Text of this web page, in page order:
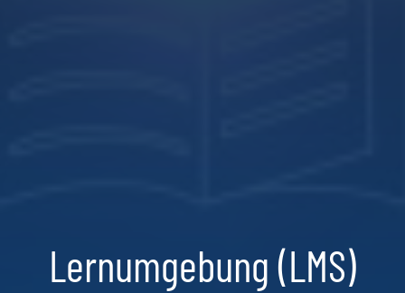
Lernumgebung (LMS)